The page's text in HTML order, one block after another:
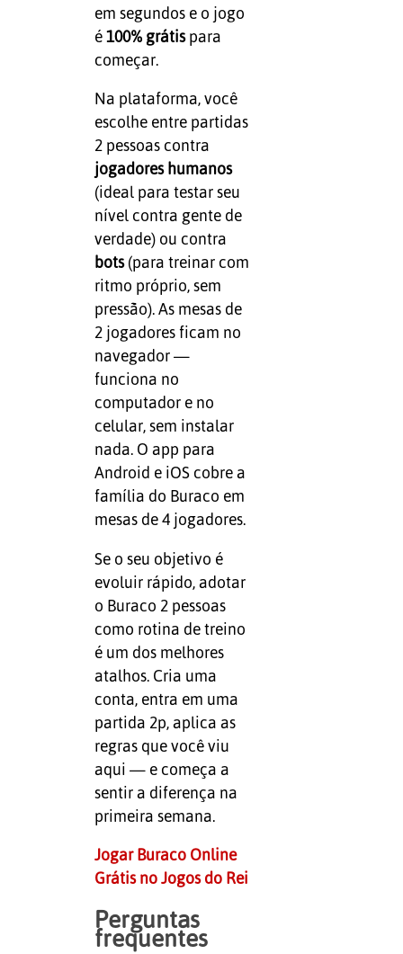
em segundos e o jogo
é 100% grátispara
começar.
Na plataforma, você
escolhe entre partidas
2 pessoas contra
jogadores humanos
(ideal para testar seu
nível contra gente de
verdade) ou contra
bots(para treinar com
ritmo próprio, sem
pressão). As mesas de
2 jogadores ficam no
navegador —
funciona no
computador e no
celular, sem instalar
nada. O app para
Android e iOS cobre a
família do Buraco em
mesas de 4 jogadores.
Se o seu objetivo é
evoluir rápido, adotar
o Buraco 2 pessoas
como rotina de treino
é um dos melhores
atalhos. Cria uma
conta, entra em uma
partida 2p, aplica as
regras que você viu
aqui — e começa a
sentir a diferença na
primeira semana.
Jogar Buraco Online
Grátis no Jogos do Rei
Perguntas
frequentes